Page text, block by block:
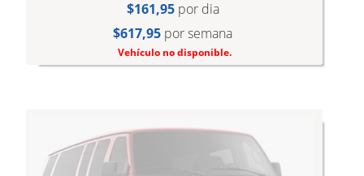
$161,95por dia
$617,95 por semana
Vehículo no disponible.